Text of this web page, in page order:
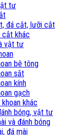
tư
đá cắt, lưỡi cắt
khác
vật tư
bê tông
sắt
kính
gạch
khác
bóng, vật tư
và đánh bóng
đá mài